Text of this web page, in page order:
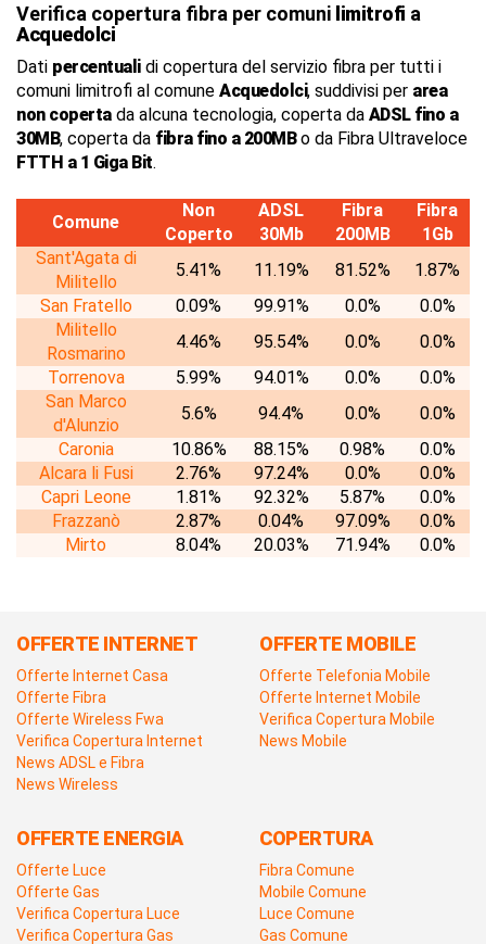
Verifica copertura fibra per comuni limitrofi a
Acquedolci
Dati percentualidi copertura del servizio fibra per tutti i
comuni limitrofi al comune Acquedolci, suddivisi per area
non copertada alcuna tecnologia, coperta da ADSL fino a
30MB, coperta da fibra fino a 200MBo da Fibra Ultraveloce
FTTH a 1 Giga Bit.
Comune
Non
Coperto
ADSL
30Mb
Fibra
200MB
Fibra
1Gb
Sant'Agata di
Militello
5.41% 11.19% 81.52%
1.87%
San Fratello
0.09% 99.91% 0.0%
0.0%
Militello
Rosmarino
4.46% 95.54% 0.0%
0.0%
Torrenova
5.99% 94.01% 0.0%
0.0%
San Marco
d'Alunzio
5.6% 94.4% 0.0%
0.0%
Caronia
10.86% 88.15% 0.98%
0.0%
Alcara li Fusi
2.76% 97.24% 0.0%
0.0%
Capri Leone
1.81% 92.32% 5.87%
0.0%
Frazzanò
2.87% 0.04% 97.09%
0.0%
Mirto
8.04% 20.03% 71.94% 0.0%
OFFERTE INTERNET
Offerte Internet Casa
Offerte Fibra
Offerte Wireless Fwa
Verifica Copertura Internet
News ADSL e Fibra
News Wireless
OFFERTE MOBILE
Offerte Telefonia Mobile
Offerte Internet Mobile
Verifica Copertura Mobile
News Mobile
OFFERTE ENERGIA
Offerte Luce
Offerte Gas
Verifica Copertura Luce
Verifica Copertura Gas
COPERTURA
Fibra Comune
Mobile Comune
Luce Comune
Gas Comune